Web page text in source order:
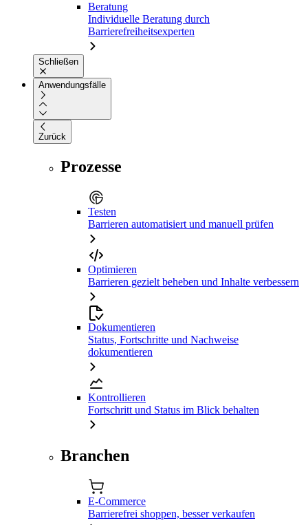
Beratung
Individuelle Beratung durch
Barrierefreiheitsexperten
Schließen
Anwendungsfälle
Zurück
Prozesse
Testen
Barrieren automatisiert und manuell prüfen
Optimieren
Barrieren gezielt beheben und Inhalte verbessern
Dokumentieren
Status, Fortschritte und Nachweise
dokumentieren
Kontrollieren
Fortschritt und Status im Blick behalten
Branchen
E-Commerce
Barrierefrei shoppen, besser verkaufen